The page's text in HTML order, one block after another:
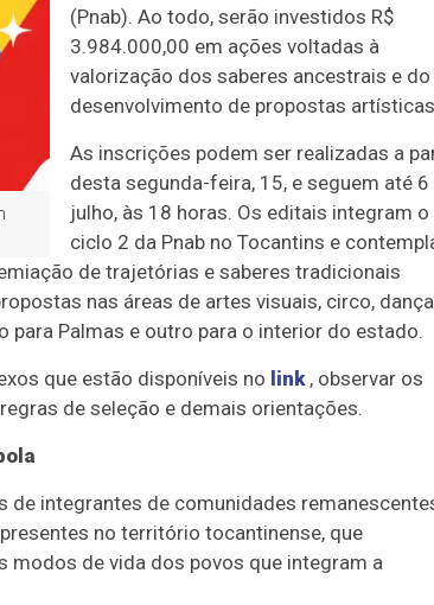
(Pnab). Ao todo, serão investidos R$
3.984.000,00 em ações voltadas à
valorização dos saberes ancestrais e do
desenvolvimento de propostas
As inscrições podem ser realizadas a
desta segunda-feira, 15, e seguem até 6
julho, às 18 horas. Os editais integram o
ciclo 2 da Pnab no Tocantins e
de trajetórias e saberes tradicionais
nas áreas de artes visuais, circo,
para Palmas e outro para o interior do estado.
que estão disponíveis no link, observar os
de seleção e demais orientações.
integrantes de comunidades
no território tocantinense, que
modos de vida dos povos que integram a